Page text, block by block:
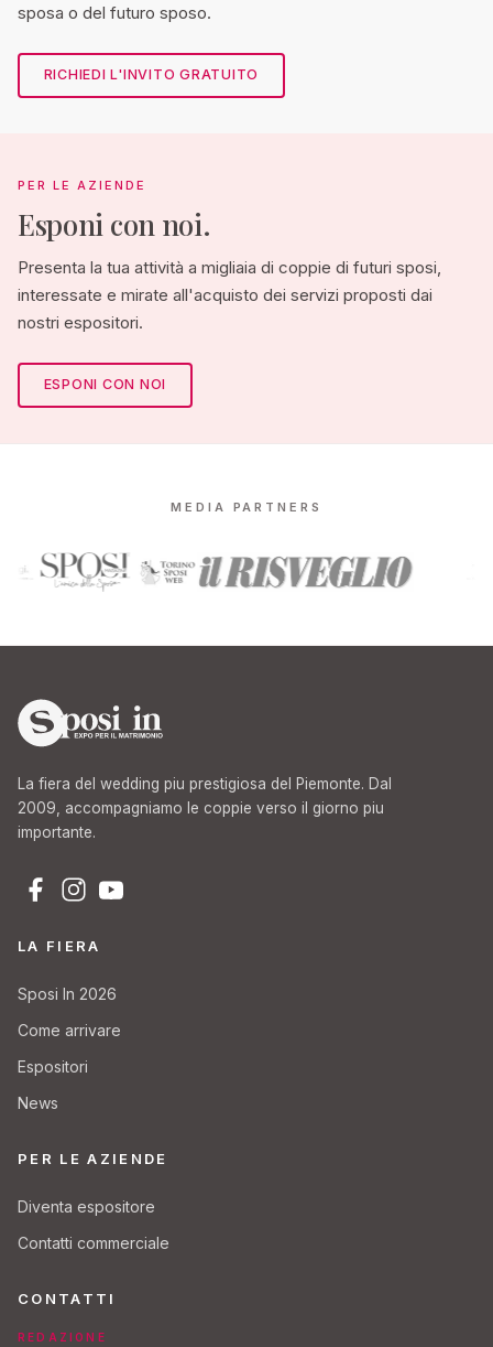
sposa o del futuro sposo.
RICHIEDI L'INVITO GRATUITO
PER LE AZIENDE
Esponi con noi.
Presenta la tua attività a migliaia di coppie di futuri sposi,
interessate e mirate all'acquisto dei servizi proposti dai
nostri espositori.
ESPONI CON NOI
MEDIA PARTNERS
La fiera del wedding piu prestigiosa del Piemonte. Dal
2009, accompagniamo le coppie verso il giorno piu
importante.
LA FIERA
Sposi In 2026
Come arrivare
Espositori
News
PER LE AZIENDE
Diventa espositore
Contatti commerciale
CONTATTI
REDAZIONE